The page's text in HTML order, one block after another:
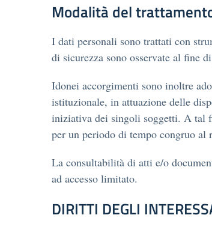
Modalità del
I dati personali sono trattati con
di sicurezza sono osservate al fine
Idonei accorgimenti sono inoltre
istituzionale, in attuazione delle
iniziativa dei singoli soggetti. A tal
per un periodo di tempo congruo
La consultabilità di atti e/o
ad accesso limitato.
DIRITTI DEGLI